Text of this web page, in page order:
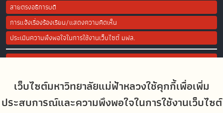
เว็บไซต์มหาวิทยาลัยแม่ฟ้าหลวงใช้คุกกี้เพื่อเพิ่ม
ประสบการณ์และความพึงพอใจในการใช้งานเว็บไซต์
สายตรงอธิการบดี
การแจ้งเรื่องร้องเรียน/แสดงความคิดเห็น
ประเมินความพึงพอใจในการใช้งานเว็บไซต์ มฟล.
Site Map
Social Media